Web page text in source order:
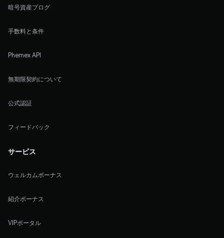
暗号資産ブログ
手数料と条件
Phemex API
無期限契約について
公式認証
フィードバック
サービス
ウェルカムボーナス
紹介ボーナス
VIPポータル